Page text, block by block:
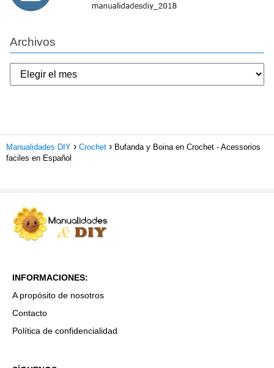
Archivos
Manualidades DIY Crochet
Bufanda y Boina en Crochet - Acessorios
faciles en Español
INFORMACIONES:
A propósito de nosotros
Contacto
Política de confidencialidad